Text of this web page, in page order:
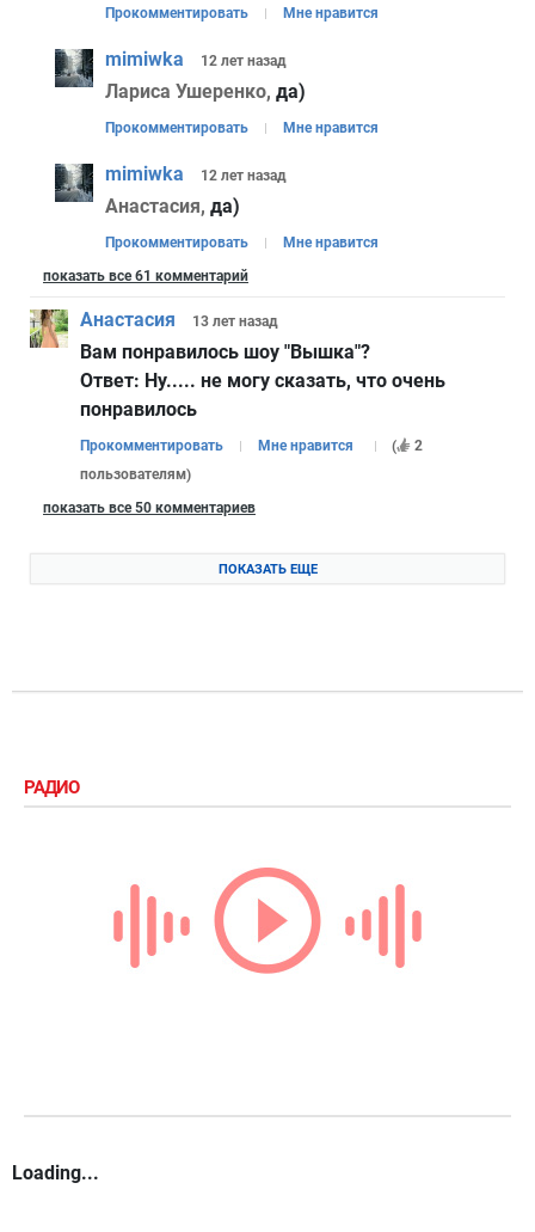
Прокомментировать Мне нравится
mimiwka 12 лет назад
Лариса Ушеренко, да)
Прокомментировать Мне нравится
mimiwka 12 лет назад
Анастасия, да)
Прокомментировать
Мне нравится
показать все 61 комментарий
Анастасия 13 лет назад
Вам понравилось шоу "Вышка"?
Ответ: Ну..... не могу сказать, что очень
понравилось
Прокомментировать Мне нравится (
2
пользователям)
показать все 50 комментариев
ПОКАЗАТЬ ЕЩЕ
РАДИО
Loading...